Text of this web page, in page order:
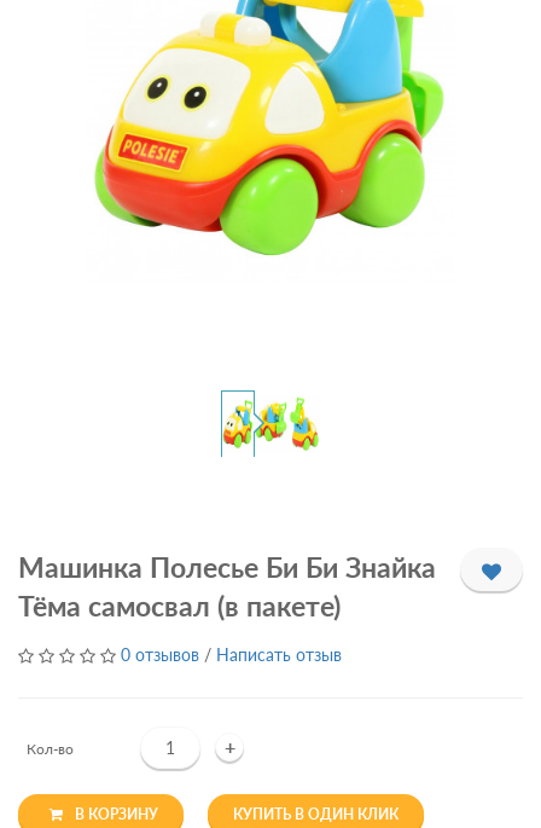
Машинка Полесье Би Би Знайка
Тёма самосвал (в пакете)
0 отзывов / Написать отзыв
Кол-во +
В КОРЗИНУ КУПИТЬ В ОДИН КЛИК